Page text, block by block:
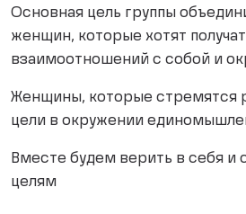
Основная цель группы
женщин, которые хотят
взаимоотношений с собой и
Женщины, которые стремятся
цели в окружении
Вместе будем верить в себя и
целям